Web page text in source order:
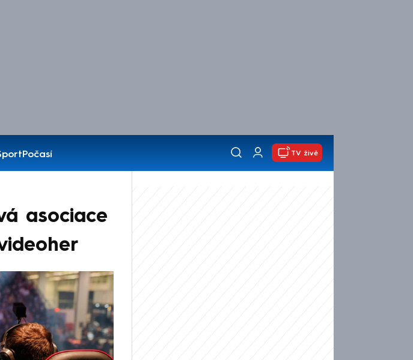
Počasí
TV živě
asociace